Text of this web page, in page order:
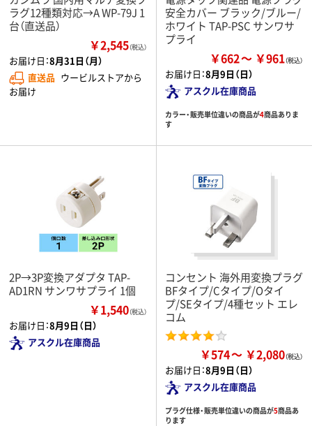
ラグ12種類対応→A WP-79J 1
台（直送品）
￥2,545（税込）
お届け日：8月31日（月）
直送品 ウービルストアから
お届け
安全カバー ブラック/ブルー/
ホワイト TAP-PSC サンワサ
プライ
￥662 ￥961
お届け日：8月9日（日）
アスクル在庫商品
カラー・販売単位違いの商品が4商品ありま
す
2P→3P変換アダプタ TAP-
AD1RN サンワサプライ 1個
￥1,540（税込）
お届け日：8月9日（日）
アスクル在庫商品
コンセント 海外用変換プラグ
BFタイプ/Cタイプ/Oタイ
プ/SEタイプ/4種セット エレ
コム
￥574 ￥2,080
お届け日：8月9日（日）
アスクル在庫商品
プラグ仕様・販売単位違いの商品が5商品あ
ります